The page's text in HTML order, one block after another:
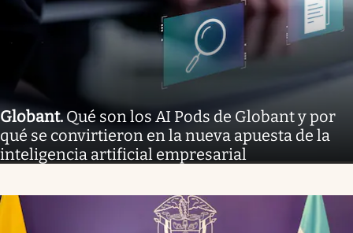
Globant.Qué son los AI Pods de Globant y por
qué se convirtieron en la nueva apuesta de la
inteligencia artificial empresarial